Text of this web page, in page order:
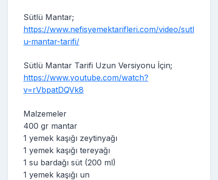
Sütlü Mantar;
https://www.nefisyemektarifleri.com/video/sutl
u-mantar-tarifi/
Sütlü Mantar Tarifi Uzun Versiyonu İçin;
https://www.youtube.com/watch?
v=rVbpatDQVk8
Malzemeler
400 gr mantar
1 yemek kaşığı zeytinyağı
1 yemek kaşığı tereyağı
1 su bardağı süt (200 ml)
1 yemek kaşığı un